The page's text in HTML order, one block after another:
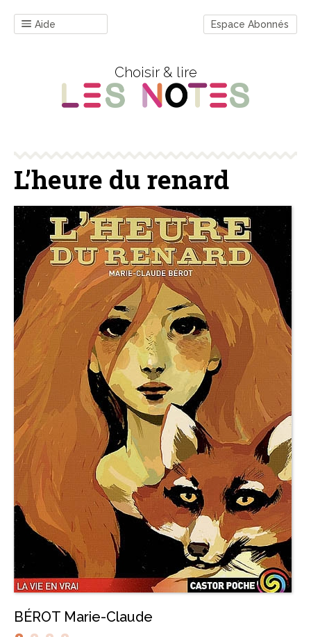
Aide Espace Abonnés
Choisir & lire
L’heure du renard
BÉROT Marie-Claude